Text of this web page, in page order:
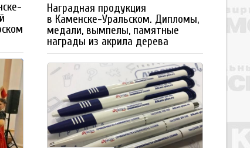
Наградная продукция
в Каменске-Уральском. Дипломы,
медали, вымпелы, памятные
награды из акрила дерева